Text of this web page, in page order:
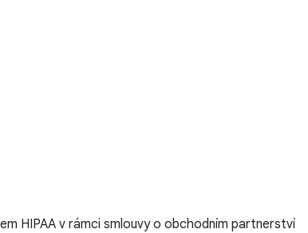
HIPAA v rámci smlouvy o obchodním partnerství